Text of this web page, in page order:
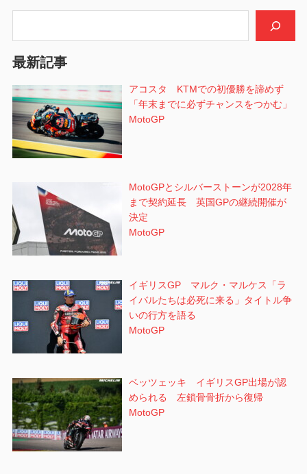
ー
シ
ョ
ン
最新記事
アコスタ KTMでの初優勝を諦めず
「年末までに必ずチャンスをつかむ」
MotoGP
MotoGPとシルバーストーンが2028年
まで契約延長 英国GPの継続開催が
決定
MotoGP
イギリスGP マルク・マルケス「ラ
イバルたちは必死に来る」タイトル争
いの行方を語る
MotoGP
ベッツェッキ イギリスGP出場が認
められる 左鎖骨骨折から復帰
MotoGP